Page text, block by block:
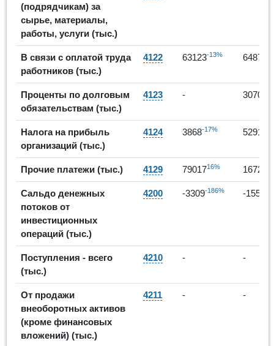
(подрядчикам) за
сырье, материалы,
работы, услуги (тыс.)
В связи с оплатой труда
работников (тыс.)
4122 63123-13% 64872
Проценты по долговым
обязательствам (тыс.)
4123 - 3070
Налога на прибыль
организаций (тыс.)
4124 3868-17% 5291
Прочие платежи (тыс.) 4129 7901716% 167235
Сальдо денежных
потоков от
инвестиционных
операций (тыс.)
4200 -3309-186% -
Поступления - всего
(тыс.)
4210 - -
От продажи
внеоборотных активов
(кроме финансовых
вложений) (тыс.)
4211 - -